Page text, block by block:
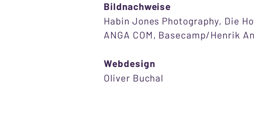
Bildnachweise
Habin Jones Photography, Die
ANGA COM, Basecamp/Henrik
Webdesign
Oliver Buchal